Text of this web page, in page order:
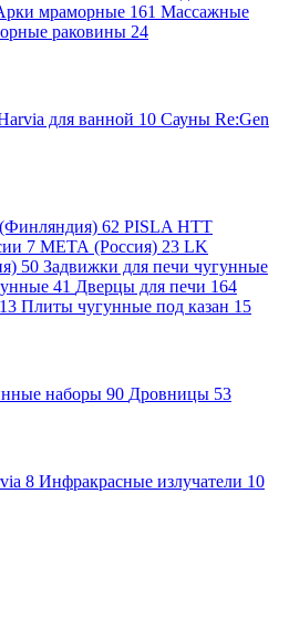
мраморные 161 Массажные
раковины 24
для ванной 10 Сауны Re:Gen
62 PISLA HTT
7 МЕТА (Россия) 23 LK
50 Задвижки для печи чугунные
41 Дверцы для печи 164
13 Плиты чугунные под казан 15
наборы 90 Дровницы 53
8 Инфракрасные излучатели 10